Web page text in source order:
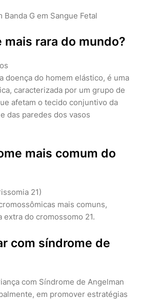
G em Sangue Fetal
mais rara do mundo?
doença do homem elástico, é uma
caracterizada por um grupo de
afetam o tecido conjuntivo da
das paredes dos vasos
mais comum do
21)
mais comuns,
extra do cromossomo 21.
com síndrome de
com Síndrome de Angelman
em promover estratégias